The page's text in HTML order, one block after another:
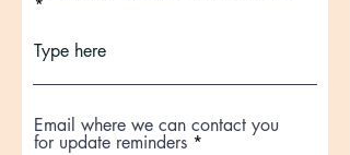
Email where we can contact you
for update reminders